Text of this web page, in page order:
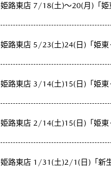
姫路東店 7/18(土)～20(月)「姫
姫路東店 5/23(土)24(日)「姫東
姫路東店 3/14(土)15(日)「姫東
姫路東店 2/14(土)15(日)「姫東
姫路東店 1/31(土)2/1(日)「新